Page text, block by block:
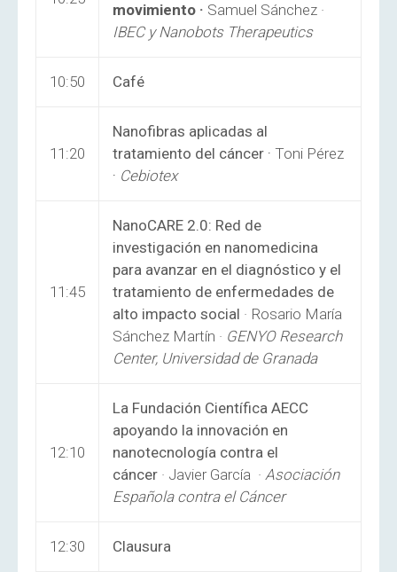
movimiento · Samuel Sánchez ·
IBEC y Nanobots Therapeutics
10:50 Café
11:20
Nanofibras aplicadas al
tratamiento del cáncer · Toni Pérez
· Cebiotex
11:45
NanoCARE 2.0: Red de
investigación en nanomedicina
para avanzar en el diagnóstico y el
tratamiento de enfermedades de
alto impacto social · Rosario María
Sánchez Martín · GENYO Research
Center, Universidad de Granada
12:10
La Fundación Científica AECC
apoyando la innovación en
nanotecnología contra el
cáncer · Javier García · Asociación
Española contra el Cáncer
12:30 Clausura